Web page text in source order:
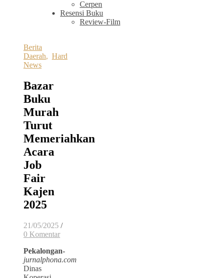
Cerpen
Resensi Buku
Review-Film
Berita
Daerah, Hard
News
Bazar
Buku
Murah
Turut
Memeriahkan
Acara
Job
Fair
Kajen
2025
21/05/2025 /
0 Komentar
Pekalongan-
jurnalphona.com
Dinas